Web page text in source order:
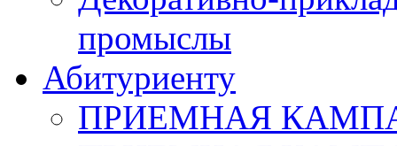
промыслы
Абитуриенту
ПРИЕМНАЯ